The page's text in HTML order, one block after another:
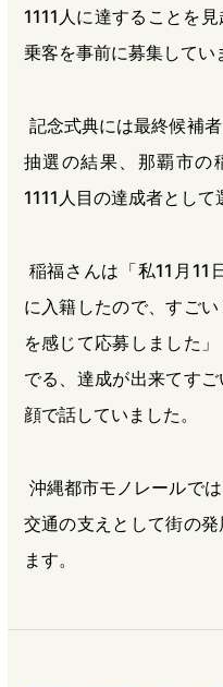
1111人に達することを
乗客を事前に募集してい
記念式典には最終候補
抽選の結果、那覇市の
1111人目の達成者として
稲福さんは「私11月11
に入籍したので、すご
を感じて応募しました
でる、達成が出来てす
顔で話していました。
沖縄都市モノレールで
交通の支えとして街の
ます。